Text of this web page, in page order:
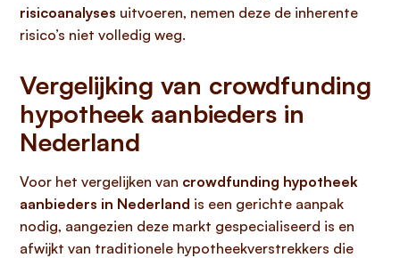
risicoanalyses uitvoeren, nemen deze de inherente
risico’s niet volledig weg.
Vergelijking van crowdfunding
hypotheek aanbieders in
Nederland
Voor het vergelijken van crowdfunding hypotheek
aanbieders in Nederland is een gerichte aanpak
nodig, aangezien deze markt gespecialiseerd is en
afwijkt van traditionele hypotheekverstrekkers die